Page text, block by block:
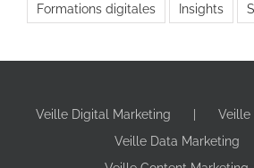
Formations digitales Insights
Veille Digital Marketing
Veille
Veille Data Marketing